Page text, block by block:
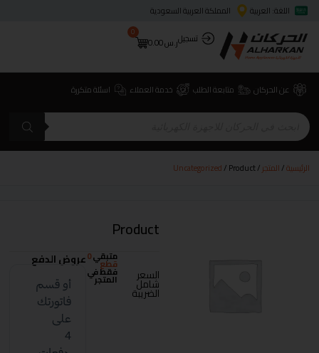
اللغة: العربية
المملكة العربية السعودية
تسجيلر.س0.00
0
عن الحركان متابعة الطلب خدمة العملاء اسئلة متكررة
الرئيسية/المتجر/
Uncategorized/ Product
Product
السعر
شامل
الضريبة
متبقي0
قطع
فقط في
المتجر
عروض الدفع